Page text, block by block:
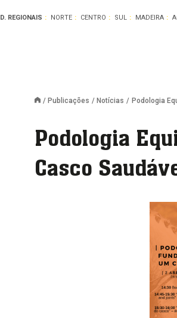
D. REGIONAIS NORTE CENTRO SUL MADEIRA
Publicações Notícias Podologia
Podologia
Casco